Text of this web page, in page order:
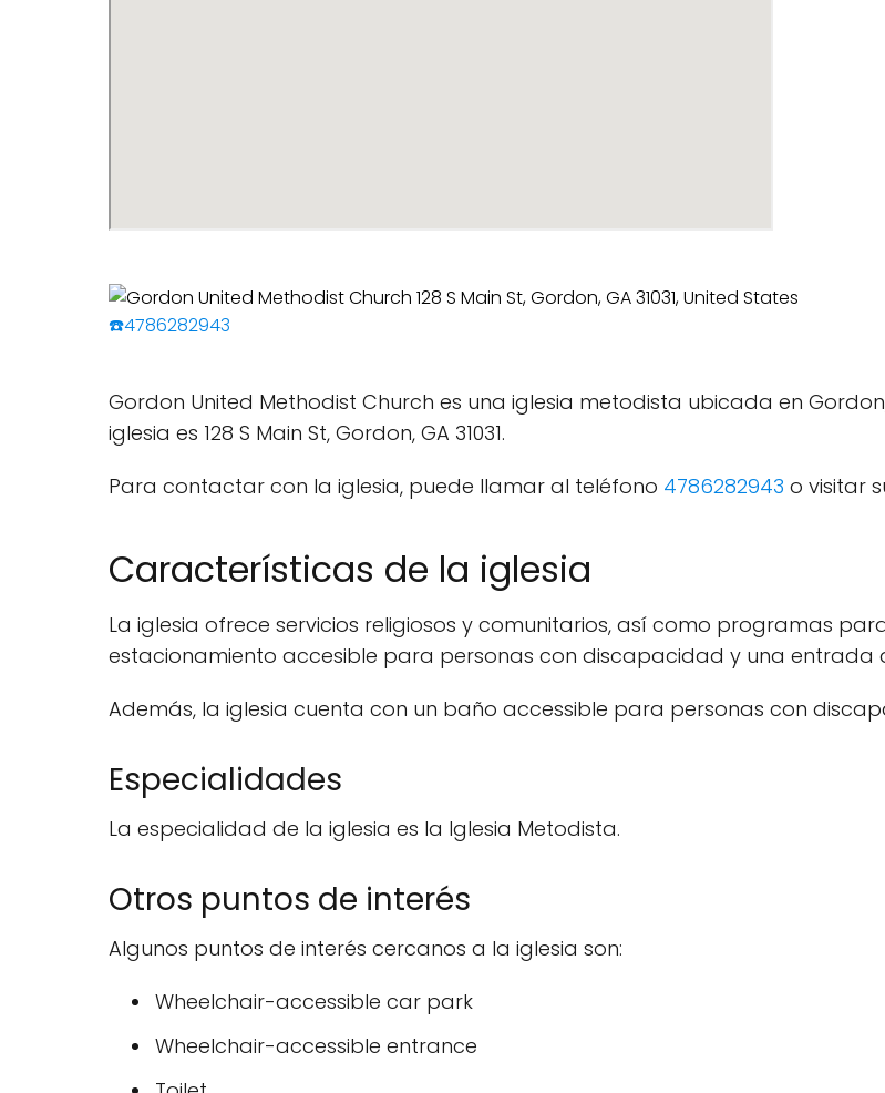
☎️4786282943
Gordon United Methodist Church es una iglesia metodista ubicada en
iglesia es 128 S Main St, Gordon, GA 31031.
Para contactar con la iglesia, puede llamar al teléfono 4786282943 o visitar
Características de la iglesia
La iglesia ofrece servicios religiosos y comunitarios, así como programas
estacionamiento accesible para personas con discapacidad y una entrada
Además, la iglesia cuenta con un baño accessible para personas con
Especialidades
La especialidad de la iglesia es la Iglesia Metodista.
Otros puntos de interés
Algunos puntos de interés cercanos a la iglesia son:
Wheelchair-accessible car park
Wheelchair-accessible entrance